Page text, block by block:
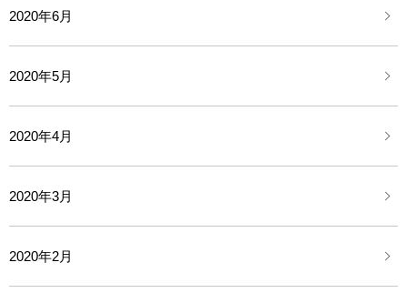
2020年6月
2020年5月
2020年4月
2020年3月
2020年2月